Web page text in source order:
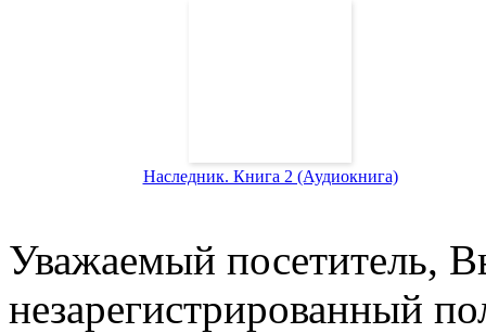
Наследник. Книга 2 (Аудиокнига)
Уважаемый посетитель,
незарегистрированный